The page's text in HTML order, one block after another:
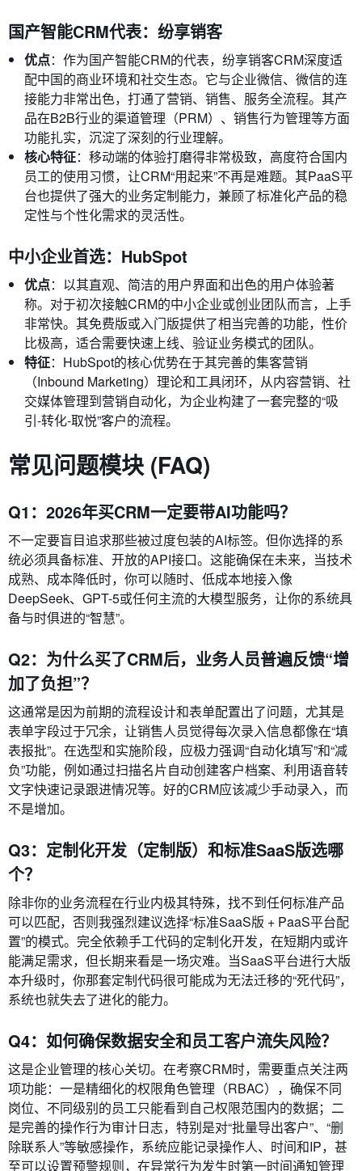
国产智能CRM代表：纷享销客
优点：作为国产智能CRM的代表，纷享销客CRM深度适
配中国的商业环境和社交生态。它与企业微信、微信的连
接能力非常出色，打通了营销、销售、服务全流程。其产
品在B2B行业的渠道管理（PRM）、销售行为管理等方面
功能扎实，沉淀了深刻的行业理解。
核心特征：移动端的体验打磨得非常极致，高度符合国内
员工的使用习惯，让CRM“用起来”不再是难题。其PaaS平
台也提供了强大的业务定制能力，兼顾了标准化产品的稳
定性与个性化需求的灵活性。
中小企业首选：HubSpot
优点：以其直观、简洁的用户界面和出色的用户体验著
称。对于初次接触CRM的中小企业或创业团队而言，上手
非常快。其免费版或入门版提供了相当完善的功能，性价
比极高，适合需要快速上线、验证业务模式的团队。
特征：HubSpot的核心优势在于其完善的集客营销
（Inbound Marketing）理论和工具闭环，从内容营销、社
交媒体管理到营销自动化，为企业构建了一套完整的“吸
引-转化-取悦”客户的流程。
常见问题模块 (FAQ)
Q1：2026年买CRM一定要带AI功能吗？
不一定要盲目追求那些被过度包装的AI标签。但你选择的系
统必须具备标准、开放的API接口。这能确保在未来，当技术
成熟、成本降低时，你可以随时、低成本地接入像
DeepSeek、GPT-5或任何主流的大模型服务，让你的系统具
备与时俱进的“智慧”。
Q2：为什么买了CRM后，业务人员普遍反馈“增
加了负担”？
这通常是因为前期的流程设计和表单配置出了问题，尤其是
表单字段过于冗余，让销售人员觉得每次录入信息都像在“填
表报批”。在选型和实施阶段，应极力强调“自动化填写”和“减
负”功能，例如通过扫描名片自动创建客户档案、利用语音转
文字快速记录跟进情况等。好的CRM应该减少手动录入，而
不是增加。
Q3：定制化开发（定制版）和标准SaaS版选哪
个？
除非你的业务流程在行业内极其特殊，找不到任何标准产品
可以匹配，否则我强烈建议选择“标准SaaS版 + PaaS平台配
置”的模式。完全依赖手工代码的定制化开发，在短期内或许
能满足需求，但长期来看是一场灾难。当SaaS平台进行大版
本升级时，你那套定制代码很可能成为无法迁移的“死代码”，
系统也就失去了进化的能力。
Q4：如何确保数据安全和员工客户流失风险？
这是企业管理的核心关切。在考察CRM时，需要重点关注两
项功能：一是精细化的权限角色管理（RBAC），确保不同
岗位、不同级别的员工只能看到自己权限范围内的数据；二
是完善的操作行为审计日志，特别是对“批量导出客户”、“删
除联系人”等敏感操作，系统应能记录操作人、时间和IP，甚
至可以设置预警规则，在异常行为发生时第一时间通知管理